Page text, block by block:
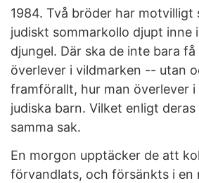
1984. Två bröder har motvilligt
judiskt sommarkollo djupt inne
djungel. Där ska de inte bara
överlever i vildmarken -- utan
framförallt, hur man överlever i
judiska barn. Vilket enligt
samma sak.
En morgon upptäcker de att
förvandlats, och försänkts i en